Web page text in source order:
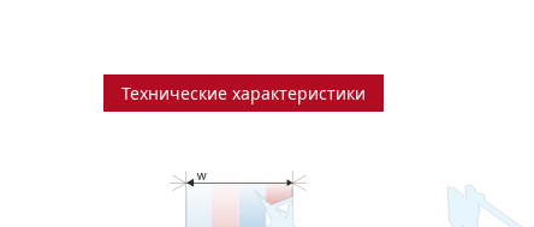
Технические характеристики